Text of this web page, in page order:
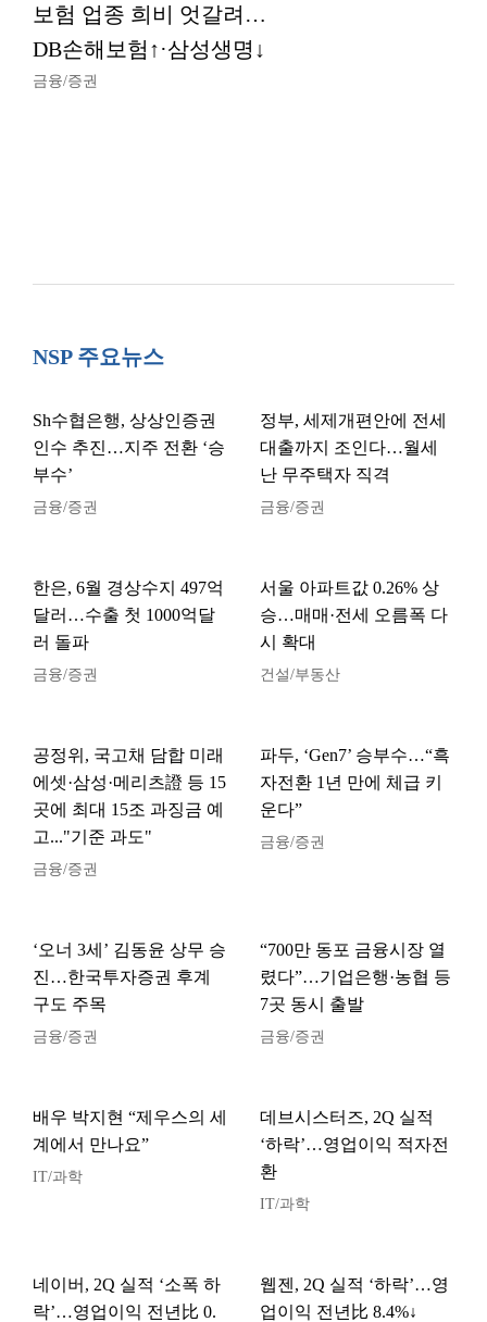
보험 업종 희비 엇갈려…
DB손해보험↑·삼성생명↓
금융/증권
NSP 주요뉴스
Sh수협은행, 상상인증권
인수 추진…지주 전환 ‘승
부수’
금융/증권
정부, 세제개편안에 전세
대출까지 조인다…월세
난 무주택자 직격
금융/증권
한은, 6월 경상수지 497억
달러…수출 첫 1000억달
러 돌파
금융/증권
서울 아파트값 0.26% 상
승…매매·전세 오름폭 다
시 확대
건설/부동산
공정위, 국고채 담합 미래
에셋·삼성·메리츠證 등 15
곳에 최대 15조 과징금 예
고..."기준 과도"
금융/증권
파두, ‘Gen7’ 승부수…“흑
자전환 1년 만에 체급 키
운다”
금융/증권
‘오너 3세’ 김동윤 상무 승
진…한국투자증권 후계
구도 주목
금융/증권
“700만 동포 금융시장 열
렸다”…기업은행·농협 등
7곳 동시 출발
금융/증권
배우 박지현 “제우스의 세
계에서 만나요”
IT/과학
데브시스터즈, 2Q 실적
‘하락’…영업이익 적자전
환
IT/과학
네이버, 2Q 실적 ‘소폭 하
락’…영업이익 전년比 0.
웹젠, 2Q 실적 ‘하락’…영
업이익 전년比 8.4%↓